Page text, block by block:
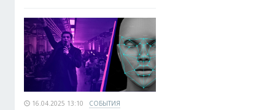
16.04.2025 13:10 СОБЫТИЯ